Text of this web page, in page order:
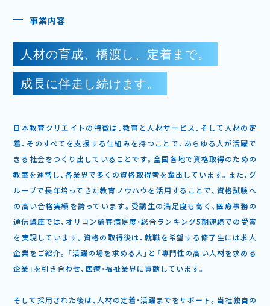
事業内容
人材の育成、橋渡し、定着まで。
成長に伴走し続けます。
日本教育クリエイトの特徴は、教育と人材サービス、そして人材の定
着、そのすべてを支援する仕組みを持つことで、あらゆる人が活躍で
きる社会をつくり出していることです。全国各地で資格取得のための
教室を運営し、各業界で多くの資格取得者を輩出しています。また、グ
ループで長年培ってきた教育ノウハウを活用することで、資格試験へ
の高い合格実績を誇っています。受講生の満足度も高く、医療事務の
通信講座では、オリコン顧客満足度・総合ランキング5期連続での受賞
を実現しています。資格の取得後は、就職を希望する修了生には求人
企業をご紹介。「活躍の場を求める人」と「専門性の高い人材を求める
企業」を引き合わせ、医療・福祉業界に貢献しています。
そして採用された後は、人材の定着・活躍までをサポート。当社独自の